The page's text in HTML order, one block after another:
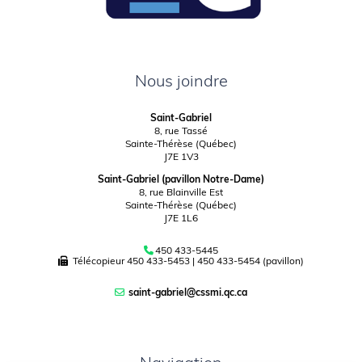
Nous joindre
Saint-Gabriel
8, rue Tassé
Sainte-Thérèse (Québec)
J7E 1V3
Saint-Gabriel (pavillon Notre-Dame)
8, rue Blainville Est
Sainte-Thérèse (Québec)
J7E 1L6
450 433-5445
Télécopieur450 433-5453| 450 433-5454 (pavillon)
saint-gabriel@cssmi.qc.ca